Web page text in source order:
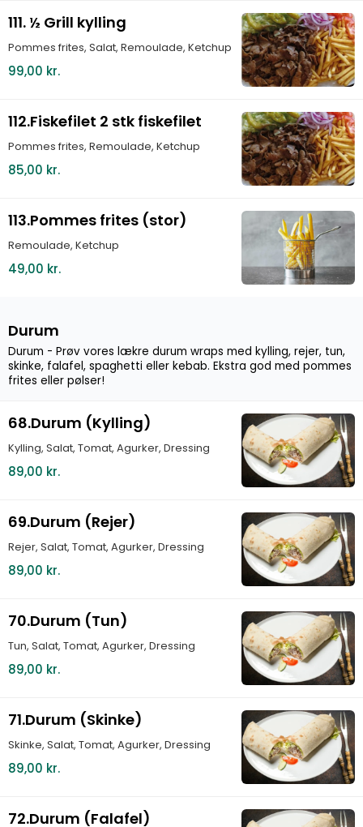
111. ½ Grill kylling
Pommes frites, Salat, Remoulade, Ketchup
99,00 kr.
112.Fiskefilet 2 stk fiskefilet
Pommes frites, Remoulade, Ketchup
85,00 kr.
113.Pommes frites (stor)
Remoulade, Ketchup
49,00 kr.
Durum
Durum - Prøv vores lækre durum wraps med kylling, rejer, tun,
skinke, falafel, spaghetti eller kebab. Ekstra god med pommes
frites eller pølser!
68.Durum (Kylling)
Kylling, Salat, Tomat, Agurker, Dressing
89,00 kr.
69.Durum (Rejer)
Rejer, Salat, Tomat, Agurker, Dressing
89,00 kr.
70.Durum (Tun)
Tun, Salat, Tomat, Agurker, Dressing
89,00 kr.
71.Durum (Skinke)
Skinke, Salat, Tomat, Agurker, Dressing
89,00 kr.
72.Durum (Falafel)